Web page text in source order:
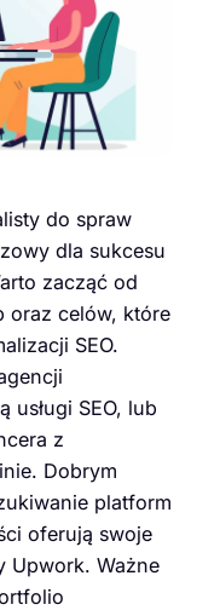
do spraw
dla sukcesu
zacząć od
oraz celów, które
SEO.
usługi SEO, lub
z
Dobrym
platform
oferują swoje
Upwork. Ważne